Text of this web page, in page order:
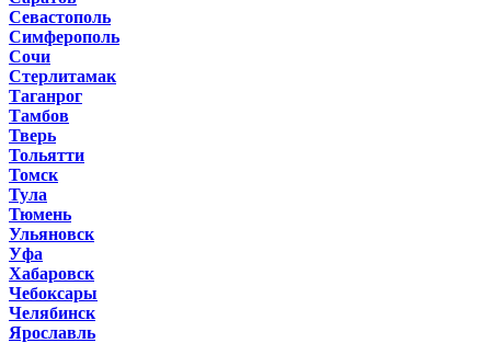
Севастополь
Симферополь
Сочи
Стерлитамак
Таганрог
Тамбов
Тверь
Тольятти
Томск
Тула
Тюмень
Ульяновск
Уфа
Хабаровск
Чебоксары
Челябинск
Ярославль